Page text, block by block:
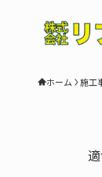
ホーム 施工